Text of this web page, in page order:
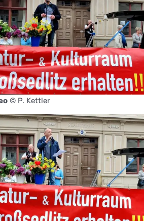
© P. Kettler